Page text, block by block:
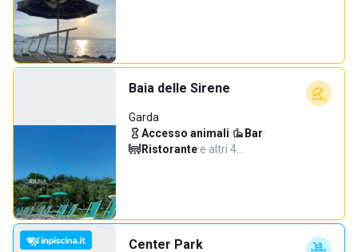
Baia delle Sirene
Garda
Accesso animali· Bar·
Ristorante·e altri 4…
Center Park